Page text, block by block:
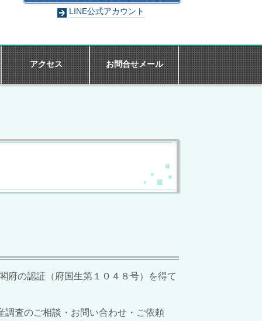
LINE公式アカウント
アクセス お問合せメール
府の認証（府国生第１０４８号）を得て
調査のご相談・お問い合わせ・ご依頼